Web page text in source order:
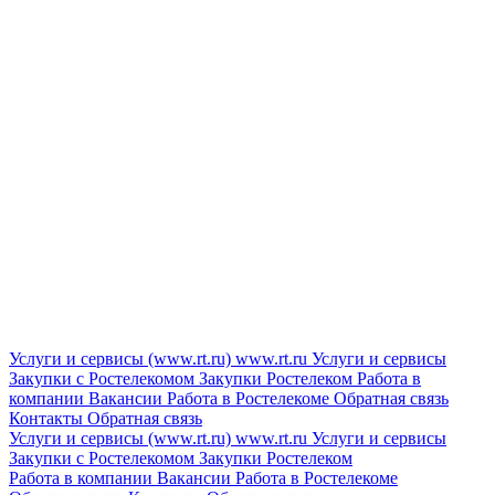
Услуги и сервисы (www.rt.ru) www.rt.ru Услуги и сервисы
Закупки с Ростелекомом Закупки Ростелеком Работа в
компании Вакансии Работа в Ростелекоме Обратная связь
Контакты Обратная связь
Услуги и сервисы (www.rt.ru) www.rt.ru Услуги и сервисы
Закупки с Ростелекомом Закупки Ростелеком
Работа в компании Вакансии Работа в Ростелекоме